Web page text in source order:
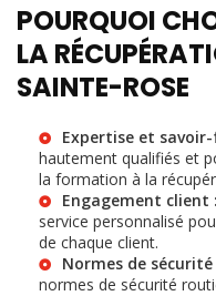
POURQUOI
LA
SAINTE-ROSE
Expertise et
hautement qualifiés et
la formation à la
Engagement client :
service personnalisé
de chaque client.
Normes de sécurité
normes de sécurité